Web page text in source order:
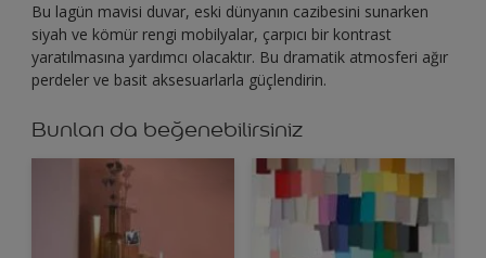
Bu lagün mavisi duvar, eski dünyanın cazibesini sunarken
siyah ve kömür rengi mobilyalar, çarpıcı bir kontrast
yaratılmasına yardımcı olacaktır. Bu dramatik atmosferi ağır
perdeler ve basit aksesuarlarla güçlendirin.
Bunları da beğenebilirsiniz